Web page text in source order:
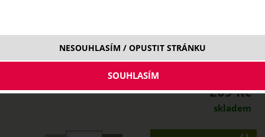
209 Kč
skladem
NESOUHLASÍM / OPUSTIT STRÁNKU